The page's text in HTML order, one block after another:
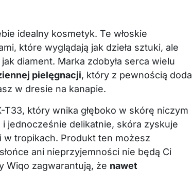
idealny kosmetyk. Te włoskie
które wyglądają jak dzieła sztuki, ale
diament. Marka zdobyła serca wielu
pielęgnacji, który z pewnością doda
w dresie na kanapie.
który wnika głęboko w skórę niczym
jednocześnie delikatnie, skóra zyskuje
tropikach. Produkt ten możesz
ani nieprzyjemności nie będą Ci
Wiqo zagwarantują, że nawet